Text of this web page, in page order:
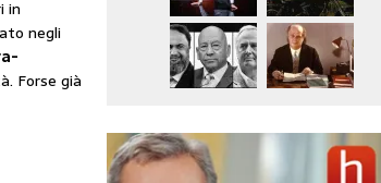
in
negli
Forse già